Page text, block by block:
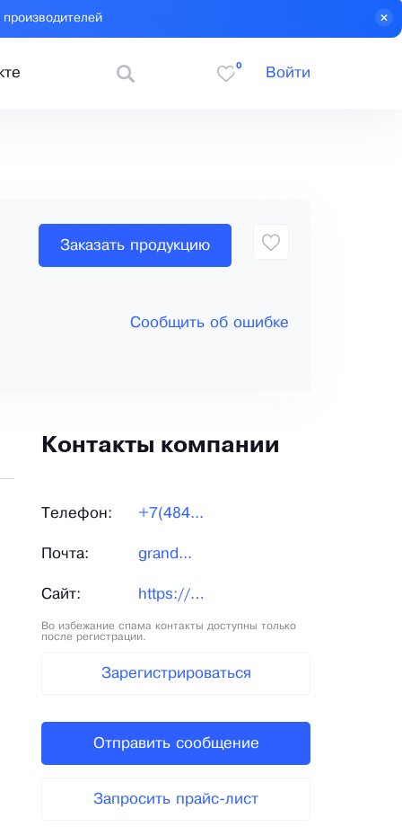
0
Войти
Заказать продукцию
Сообщить об ошибке
Контакты компании
Телефон: +7(484...
Почта: grand...
Сайт: https://grandzavod.ru/
Во избежание спама контакты доступны только
после регистрации.
Зарегистрироваться
Отправить сообщение
Запросить прайс-лист